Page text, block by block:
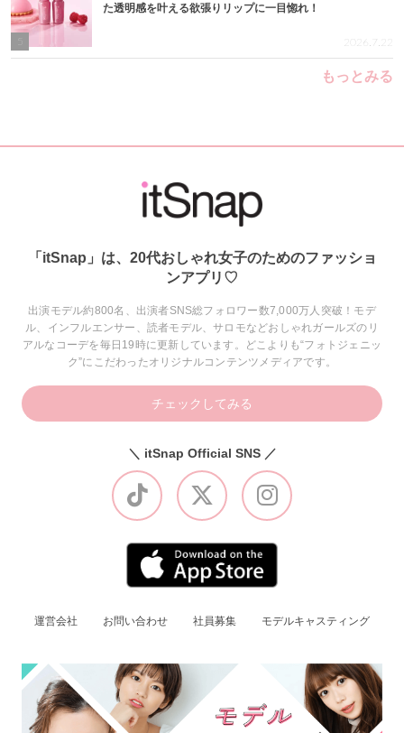
た透明感を叶える欲張りリップに一目惚れ！
2026.7.22
もっとみる
「itSnap」は、20代おしゃれ女子のためのファッショ
ンアプリ♡
出演モデル約800名、出演者SNS総フォロワー数7,000万人突破！モデ
ル、インフルエンサー、読者モデル、サロモなどおしゃれガールズのリ
アルなコーデを毎日19時に更新しています。どこよりも“フォトジェニッ
ク”にこだわったオリジナルコンテンツメディアです。
チェックしてみる
＼ itSnap Official SNS ／
運営会社 お問い合わせ 社員募集 モデルキャスティング